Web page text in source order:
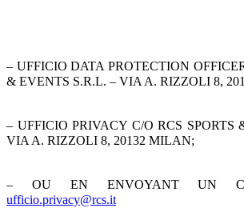
– UFFICIO DATA PROTECTION
& EVENTS S.R.L. – VIA A. RIZZOLI 8,
– UFFICIO PRIVACY C/O RCS SPORTS
VIA A. RIZZOLI 8, 20132 MILAN;
– OU EN ENVOYANT UN
ufficio.privacy@rcs.it